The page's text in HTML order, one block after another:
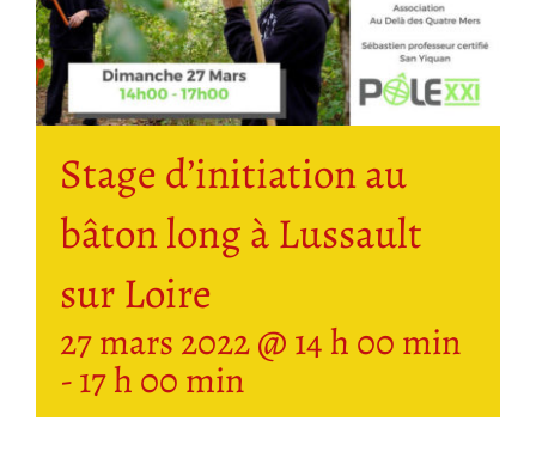
Stage d’initiation au
bâton long à Lussault
sur Loire
27 mars 2022 @ 14 h 00 min
-17 h 00 min